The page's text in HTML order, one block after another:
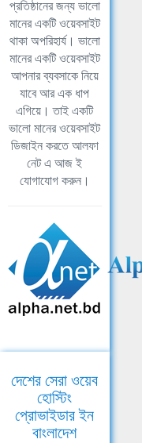
প্রতিষ্ঠানের জন্য ভালো
মানের একটি ওয়েবসাইট
থাকা অপরিহার্য। ভালো
মানের একটি ওয়েবসাইট
আপনার ব্যবসাকে নিয়ে
যাবে আর এক ধাপ
এগিয়ে। তাই একটি
ভালো মানের ওয়েবসাইট
ডিজাইন করতে আলফা
নেট এ আজ ই
যোগাযোগ করুন।
দেশের সেরা ওয়েব
হোস্টিং
প্রোভাইডার ইন
বাংলাদেশ